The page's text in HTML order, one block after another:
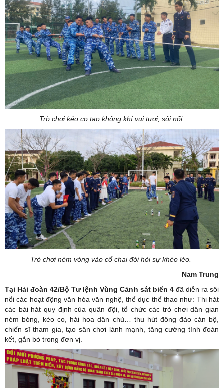
Trò chơi kéo co tạo không khí vui tươi, sôi nổi.
Trò chơi ném vòng vào cổ chai đòi hỏi sự khéo léo.
Nam Trung
Tại Hải đoàn 42/Bộ Tư lệnh Vùng Cảnh sát biển 4 đã diễn ra sôi
nổi các hoạt động văn hóa văn nghệ, thể dục thể thao như: Thi hát
các bài hát quy định của quân đội, tổ chức các trò chơi dân gian
ném bóng, kéo co, hái hoa dân chủ… thu hút đông đảo cán bộ,
chiến sĩ tham gia, tạo sân chơi lành mạnh, tăng cường tình đoàn
kết, gắn bó trong đơn vị.